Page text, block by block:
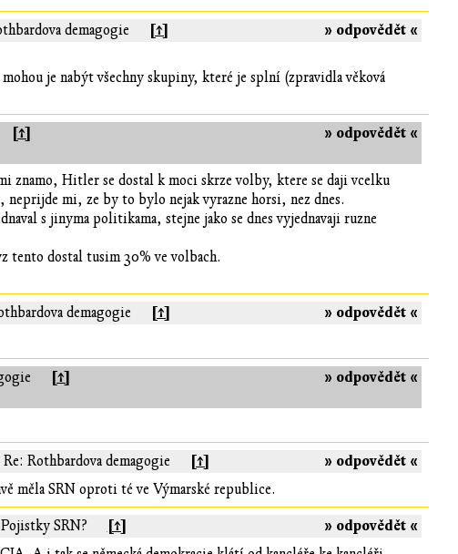
» odpovědět «
demagogie [↑]
je nabýt všechny skupiny, které je splní (zpravidla věková
» odpovědět «
[↑]
znamo, Hitler se dostal k moci skrze volby, ktere se daji vcelku
neprijde mi, ze by to bylo nejak vyrazne horsi, nez dnes.
s jinyma politikama, stejne jako se dnes vyjednavaji ruzne
tento dostal tusim 30% ve volbach.
» odpovědět «
demagogie [↑]
» odpovědět «
[↑]
» odpovědět «
Rothbardova demagogie [↑]
měla SRN oproti té ve Výmarské republice.
» odpovědět «
SRN? [↑]